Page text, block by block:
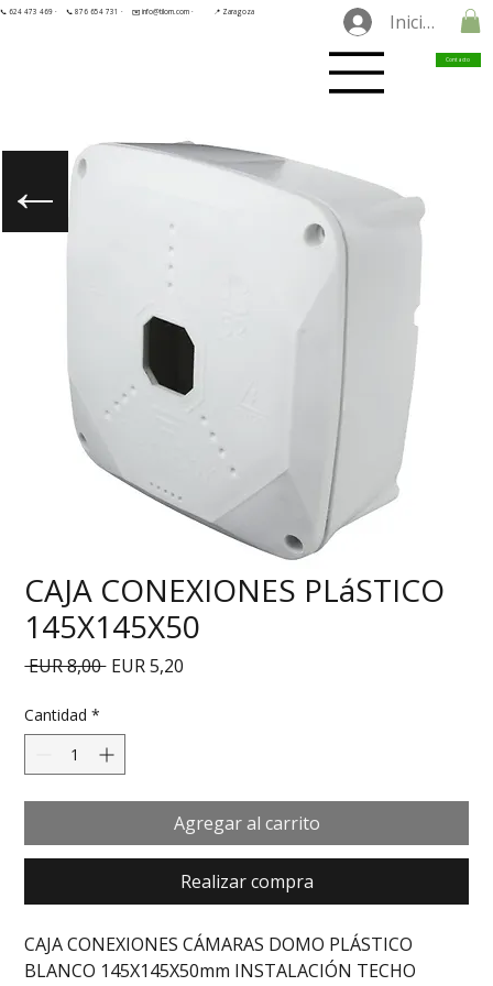
📞 624 473 469 · 📞 876 654 731 · ✉️ info@tilorn.com · 📍 Zaragoza Iniciar
Contacto
CAJA CONEXIONES PLáSTICO
145X145X50
EUR 8,00 Precio
EUR 5,20
Cantidad *
Agregar al carrito
Realizar compra
CAJA CONEXIONES CÁMARAS DOMO PLÁSTICO
BLANCO 145X145X50mm INSTALACIÓN TECHO
←